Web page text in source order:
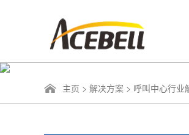
主页 > 解决方案 > 呼叫中心行业